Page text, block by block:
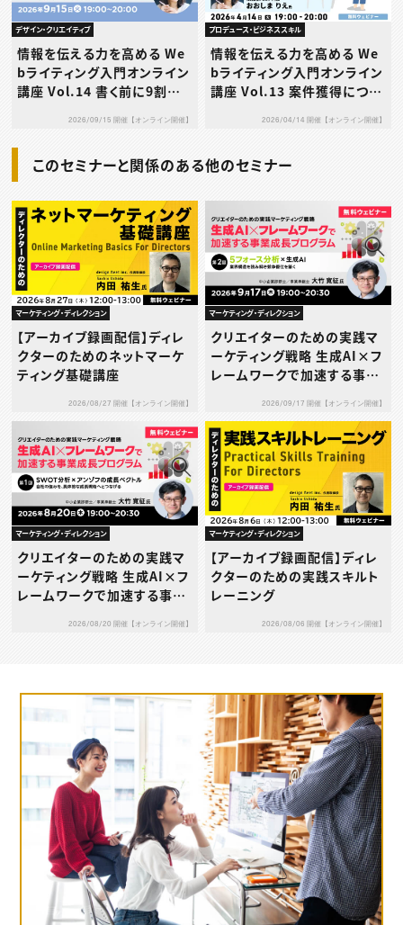
デザイン・クリエイティブ
情報を伝える力を高める We
bライティング入門オンライン
講座 Vol.14 書く前に9割決
の鍛え方2026/09/15 開催【オンライン開催】
プロデュース・ビジネススキル
情報を伝える力を高める We
bライティング入門オンライン
講座 Vol.13 案件獲得につな
の“伝わるポートフォリオ”作
2026/04/14 開催【オンライン開催】
このセミナーと関係のある他のセミナー
マーケティング・ディレクション
【アーカイブ録画配信】ディレ
クターのためのネットマーケ
ティング基礎講座
2026/08/27 開催【オンライン開催】
マーケティング・ディレクション
クリエイターのための実践マ
ーケティング戦略 生成AI×フ
レームワークで加速する事業
ース分析×生成AI ― 業界構
造を読み解き競争優位を築く
―
2026/09/17 開催【オンライン開催】
マーケティング・ディレクション
クリエイターのための実践マ
ーケティング戦略 生成AI×フ
レームワークで加速する事業
T分析 × アンゾフの成長ベク
2026/08/20 開催【オンライン開催】
マーケティング・ディレクション
【アーカイブ録画配信】ディレ
クターのための実践スキルト
レーニング
2026/08/06 開催【オンライン開催】